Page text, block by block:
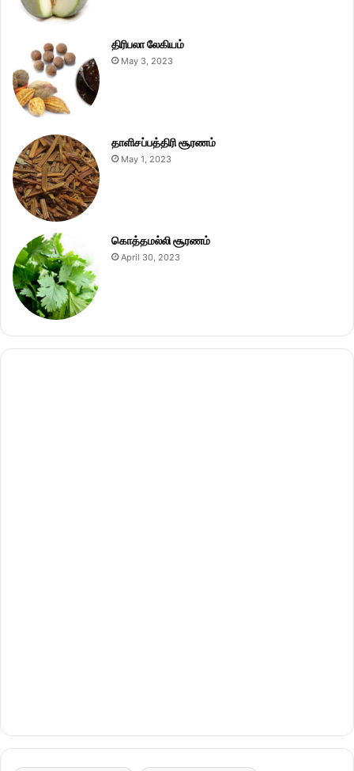
திரிபலா லேகியம்
May 3, 2023
தாளிசப்பத்திரி சூரணம்
May 1, 2023
கொத்தமல்லி சூரணம்
April 30, 2023